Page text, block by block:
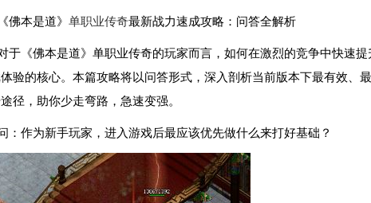
《佛本是道》 单职业传奇最新战力速成攻略：问答全解析
于《佛本是道》单职业传奇的玩家而言，如何在激烈的竞争中快速提
验的核心。本篇攻略将以问答形式，深入剖析当前版本下最有效、
径，助你少走弯路，急速变强。
：作为新手玩家，进入游戏后最应该优先做什么来打好基础？